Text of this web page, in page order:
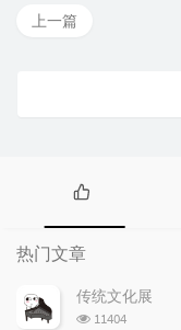
上一篇
热
门
文
章
热门文章
传统文化展
浏
11404